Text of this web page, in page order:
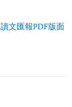
讀文匯報PDF版面